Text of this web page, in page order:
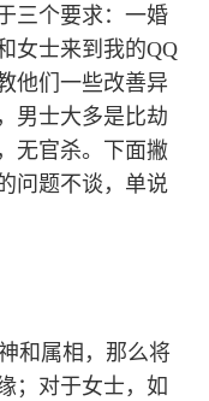
三个要求：一婚
女士来到我的QQ
他们一些改善异
男士大多是比劫
无官杀。下面撇
问题不谈，单说
和属相，那么将
；对于女士，如